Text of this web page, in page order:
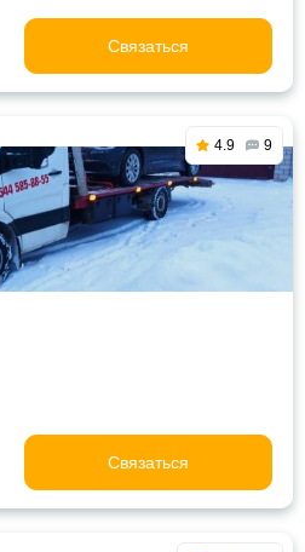
Связаться
4.9 9
Связаться